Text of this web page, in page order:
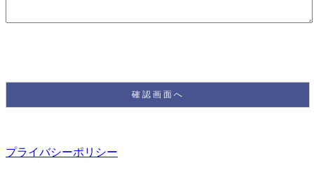
プライバシーポリシー